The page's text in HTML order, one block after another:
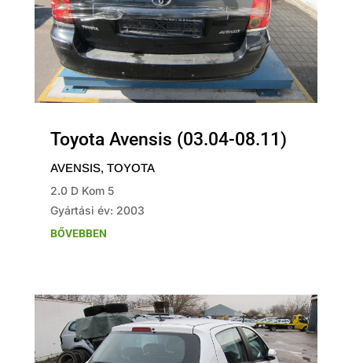
Toyota Avensis (03.04-08.11)
AVENSIS, TOYOTA
2.0 D Kom 5
Gyártási év: 2003
BŐVEBBEN